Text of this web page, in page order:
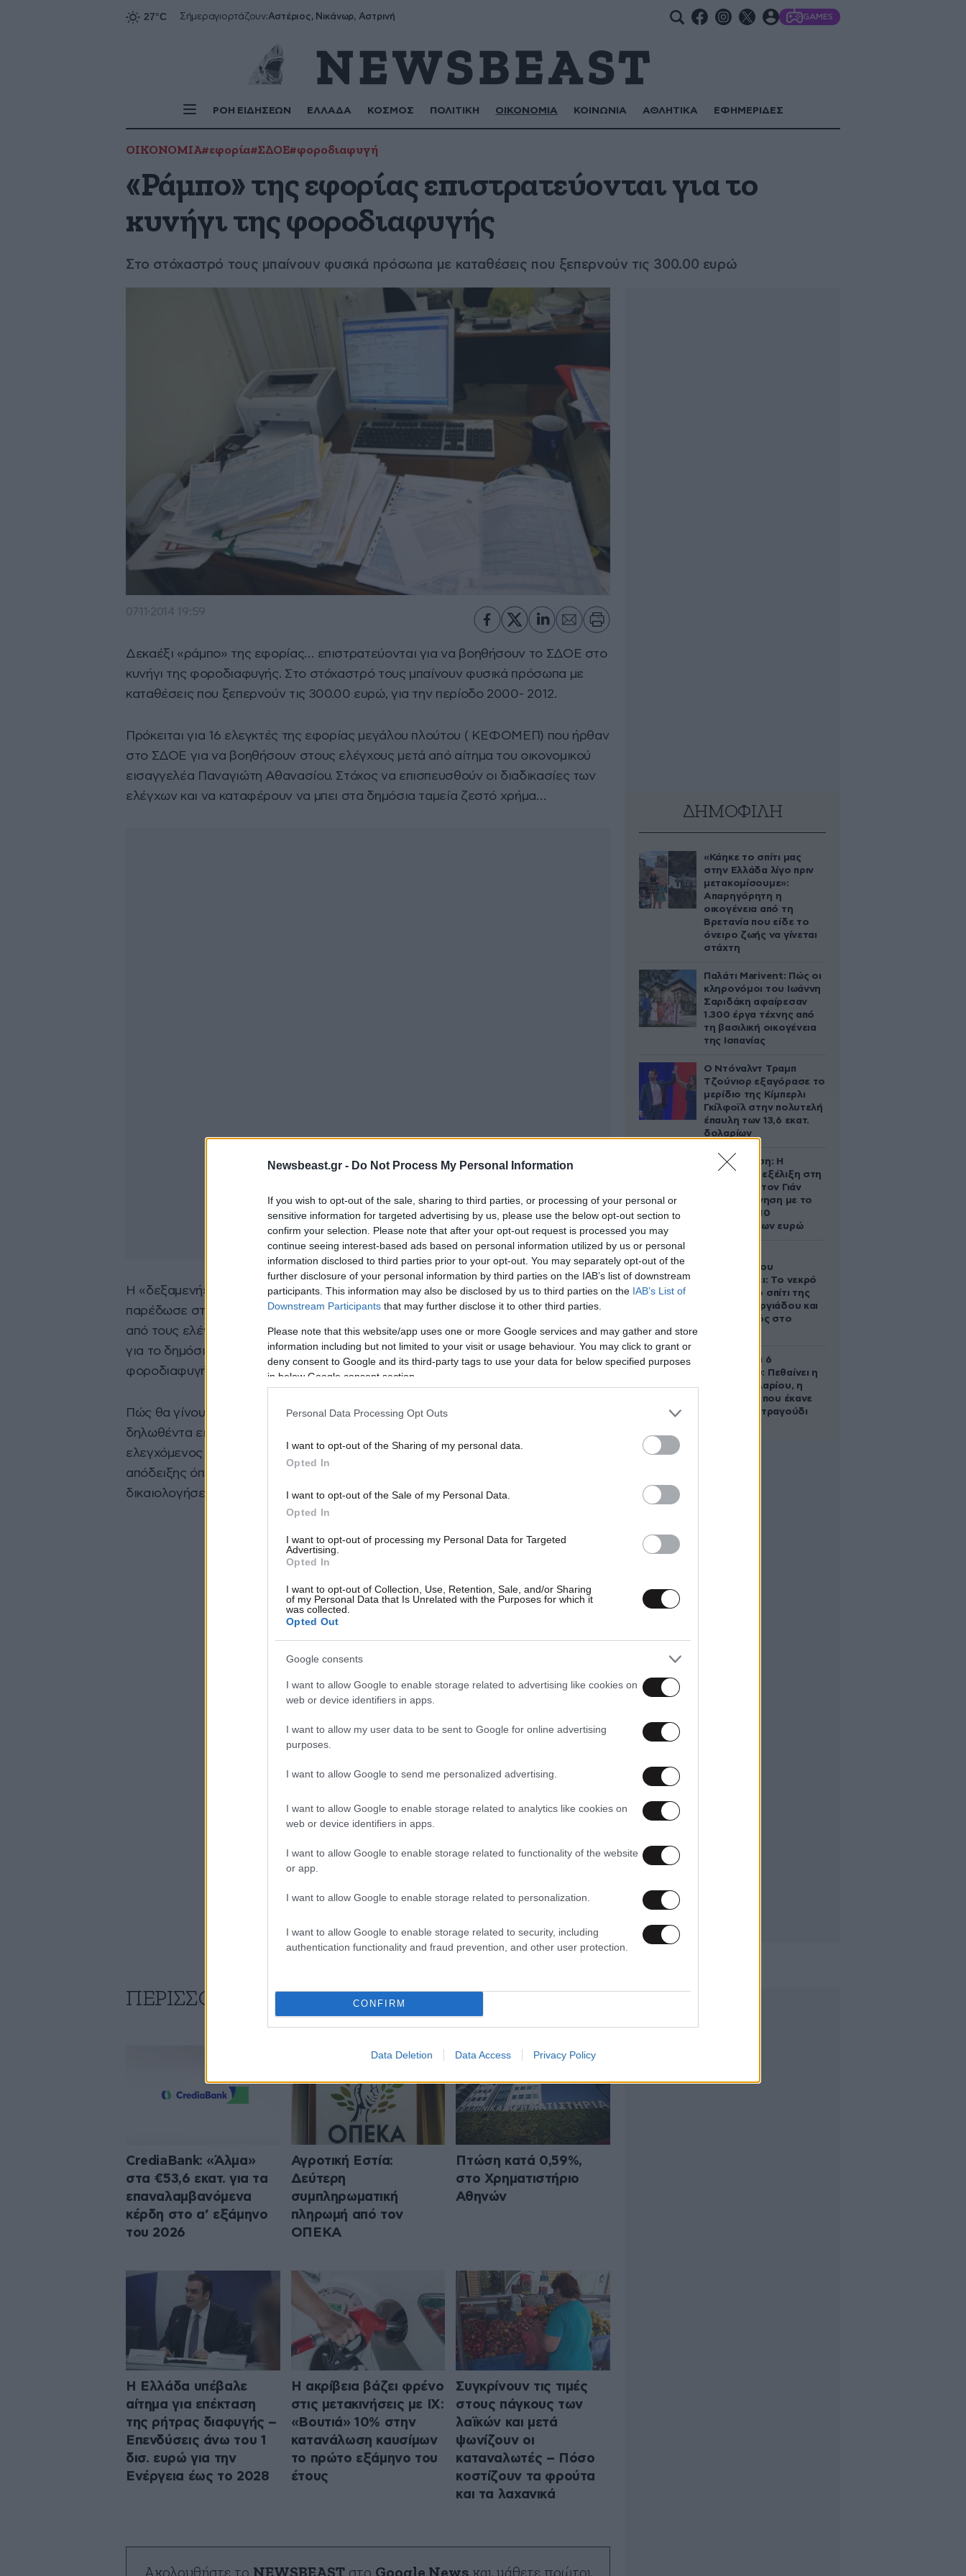
Newsbeast.gr - Do Not Process My Personal Information
If you wish to opt-out of the sale, sharing to third parties, or processing of your personal or
sensitive information for targeted advertising by us, please use the below opt-out section to
confirm your selection. Please note that after your opt-out request is processed you may
continue seeing interest-based ads based on personal information utilized by us or personal
information disclosed to third parties prior to your opt-out. You may separately opt-out of the
further disclosure of your personal information by third parties on the IAB’s list of downstream
participants. This information may also be disclosed by us to third parties on the IAB’s List of
Downstream Participants that may further disclose it to other third parties.
Please note that this website/app uses one or more Google services and may gather and store
information including but not limited to your visit or usage behaviour. You may click to grant or
deny consent to Google and its third-party tags to use your data for below specified purposes
in below Google consent section.
Personal Data Processing Opt Outs
I want to opt-out of the Sharing of my personal data.
Opted In
I want to opt-out of the Sale of my Personal Data.
Opted In
I want to opt-out of processing my Personal Data for Targeted
Advertising.
Opted In
I want to opt-out of Collection, Use, Retention, Sale, and/or Sharing
of my Personal Data that Is Unrelated with the Purposes for which it
was collected.
Opted Out
Google consents
I want to allow Google to enable storage related to advertising like cookies on
web or device identifiers in apps.
I want to allow my user data to be sent to Google for online advertising
purposes.
I want to allow Google to send me personalized advertising.
I want to allow Google to enable storage related to analytics like cookies on
web or device identifiers in apps.
I want to allow Google to enable storage related to functionality of the website
or app.
I want to allow Google to enable storage related to personalization.
I want to allow Google to enable storage related to security, including
authentication functionality and fraud prevention, and other user protection.
CONFIRM
Data Deletion Data Access Privacy Policy
Σήμεραγιορτάζουν:Αστέριος, Νικάνωρ, Αστρινή GAMES
ΡΟΗ ΕΙΔΗΣΕΩΝ ΕΛΛΑΔΑ ΚΟΣΜΟΣ ΠΟΛΙΤΙΚΗ ΟΙΚΟΝΟΜΙΑ ΚΟΙΝΩΝΙΑ ΑΘΛΗΤΙΚΑ ΕΦΗΜΕΡΙΔΕΣ
ΟΙΚΟΝΟΜΙΑ#εφορία#ΣΔΟΕ#φοροδιαφυγή
«Ράμπο» της εφορίας επιστρατεύονται για το
κυνήγι της φοροδιαφυγής
Στο στόχαστρό τους μπαίνουν φυσικά πρόσωπα με καταθέσεις που ξεπερνούν τις 300.00 ευρώ
07·11·2014 19:59
Δεκαέξι «ράμπο» της εφορίας… επιστρατεύονται για να βοηθήσουν το ΣΔΟΕ στο
κυνήγι της φοροδιαφυγής. Στο στόχαστρό τους μπαίνουν φυσικά πρόσωπα με
καταθέσεις που ξεπερνούν τις 300.00 ευρώ, για την περίοδο 2000- 2012.
Πρόκειται για 16 ελεγκτές της εφορίας μεγάλου πλούτου ( ΚΕΦΟΜΕΠ) που ήρθαν
στο ΣΔΟΕ για να βοηθήσουν στους ελέγχους μετά από αίτημα του οικονομικού
εισαγγελέα Παναγιώτη Αθανασίου. Στόχος να επισπευσθούν οι διαδικασίες των
ελέγχων και να καταφέρουν να μπει στα δημόσια ταμεία ζεστό χρήμα…
Η «δεξαμενή» από την οποία προκύπτουν οι καταθέτες είναι τα 65 cd που
παρέδωσε στο ΣΔΟΕ η Γενική Γραμματεία Εσόδων. Αρμόδιες πηγές εκτιμούν ότι
από τους ελέγχους θα προκύψουν όχι μόνο σημαντικά ευρήματα αλλά και έσοδα
για το δημόσιο καθώς την συγκεκριμένη χρονική περίοδο γινόταν μεγάλο πάρτι
φοροδιαφυγής.
Πώς θα γίνουν οι έλεγχοι; Οι ελεγκτές θα συγκρίνουν τις καταθέσεις με τα
δηλωθέντα εισοδήματα και όπου προκύπτουν διάφορες θα καλείται άμεσα ο
ελεγχόμενος να δίνει εξηγήσεις. Ο ελεγχόμενος θα έχει και το βάρος της
απόδειξης όπως έλεγε εισαγγελική πηγή. Στην περίπτωση που δεν καταφέρει να
δικαιολογήσει τις καταθέσεις του θα εκδίδεται, άμεσα, φύλλο ελέγχου…
ΔΗΜΟΦΙΛΗ
«Κάηκε το σπίτι μας
στην Ελλάδα λίγο πριν
μετακομίσουμε»:
Απαρηγόρητη η
οικογένεια από τη
Βρετανία που είδε το
όνειρο ζωής να γίνεται
στάχτη
Παλάτι Marivent: Πώς οι
κληρονόμοι του Ιωάννη
Σαριδάκη αφαίρεσαν
1.300 έργα τέχνης από
τη βασιλική οικογένεια
της Ισπανίας
Ο Ντόναλντ Τραμπ
Τζούνιορ εξαγόρασε το
μερίδιο της Κίμπερλι
Γκίλφοϊλ στην πολυτελή
έπαυλη των 13,6 εκατ.
δολαρίων
Αθηνά Ωνάση: Η
απρόσμενη εξέλιξη στη
διαμάχη με τον Γιάν
Τοπς – Η κίνηση με το
άλογο των 10
εκατομμυρίων ευρώ
Τζώρτζογλου
αποκαλύπτει: Το νεκρό
έμβρυο στο σπίτι της
Μαρίας Γεωργιάδου και
ο εγκλεισμός στο
Σαν σήμερα 6
Αυγούστου: Πεθαίνει η
Ρίτα Σακελλαρίου, η
λαϊκή ντίβα που έκανε
τη ζωή της τραγούδι
ΠΕΡΙΣΣΟΤΕΡΑ ΑΠΟ ΤΗΝ ΟΙΚΟΝΟΜΙΑ
CrediaBank: «Άλμα»
στα €53,6 εκατ. για τα
επαναλαμβανόμενα
κέρδη στο α’ εξάμηνο
του 2026
Αγροτική Εστία:
Δεύτερη
συμπληρωματική
πληρωμή από τον
ΟΠΕΚΑ
Πτώση κατά 0,59%,
στο Χρηματιστήριο
Αθηνών
Η Ελλάδα υπέβαλε
αίτημα για επέκταση
της ρήτρας διαφυγής –
Επενδύσεις άνω του 1
δισ. ευρώ για την
Ενέργεια έως το 2028
Η ακρίβεια βάζει φρένο
στις μετακινήσεις με ΙΧ:
«Βουτιά» 10% στην
κατανάλωση καυσίμων
το πρώτο εξάμηνο του
έτους
Συγκρίνουν τις τιμές
στους πάγκους των
λαϊκών και μετά
ψωνίζουν οι
καταναλωτές – Πόσο
κοστίζουν τα φρούτα
και τα λαχανικά
Ακολουθήστε το NEWSBEASTστο Google Newsκαι μάθετε πρώτοι